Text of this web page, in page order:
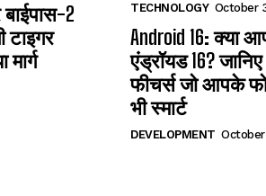
बाईपास-2
टाइगर
TECHNOLOGY October
Android 16: क्या
एंड्रॉयड 16?
फीचर्स जो आपके
भी स्मार्ट
DEVELOPMENT